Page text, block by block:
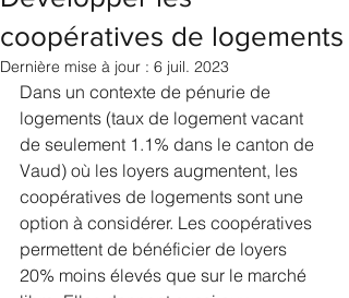
coopératives de logements
Dernière mise à jour : 6 juil. 2023
Dans un contexte de pénurie de
logements (taux de logement vacant
de seulement 1.1% dans le canton de
Vaud) où les loyers augmentent, les
coopératives de logements sont une
option à considérer. Les coopératives
permettent de bénéficier de loyers
20% moins élevés que sur le marché